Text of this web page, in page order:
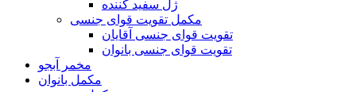
ژل سفید کننده
مکمل تقویت قوای جنسی
تقویت قوای جنسی آقایان
تقویت قوای جنسی بانوان
مخمر آبجو
مکمل بانوان